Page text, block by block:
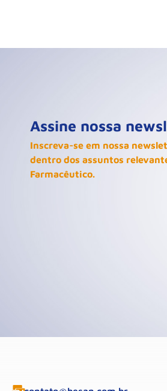
Assine nossa
Inscreva-se em nossa
dentro dos assuntos
Farmacêutico.